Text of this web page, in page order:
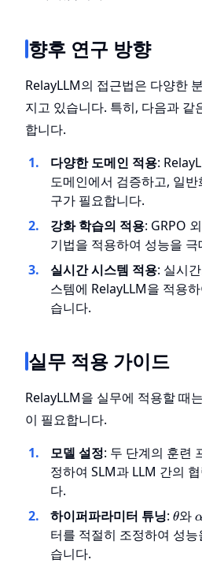
향후 연구 방향
RelayLLM의 접근법은 다양한
지고 있습니다. 특히, 다음과 같
합니다.
다양한 도메인 적용:
도메인에서 검증하고, 일
구가 필요합니다.
강화 학습의 적용: GRPO
기법을 적용하여 성능을
실시간 시스템 적용: 실시
스템에 RelayLLM을 적용
습니다.
실무 적용 가이드
RelayLLM을 실무에 적용할 때
이 필요합니다.
모델 설정: 두 단계의 훈련
정하여 SLM과 LLM 간의
다.
하이퍼파라미터 튜닝: θ와
터를 적절히 조정하여 성
습니다.